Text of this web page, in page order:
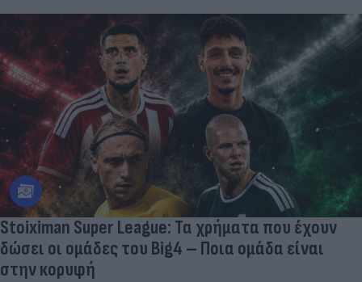
Stoiximan Super League: Τα χρήματα που έχουν
δώσει οι ομάδες του Big4 – Ποια ομάδα είναι
στην κορυφή